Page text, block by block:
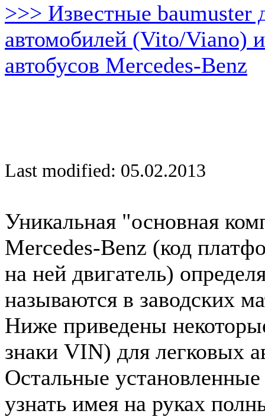
>>> Известные baumuster
автомобилей (Vito/Viano)
автобусов Mercedes-Benz
Last modified: 05.02.2013
Уникальная "основная
Mercedes-Benz (код
на ней двигатель)
называются в заводских
Ниже приведены
знаки VIN) для легковых
Остальные
узнать имея на руках